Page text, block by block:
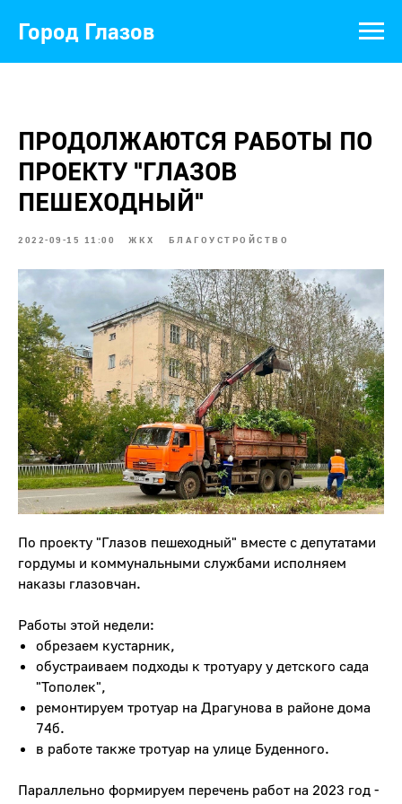
Город Глазов
ПРОДОЛЖАЮТСЯ РАБОТЫ ПО
ПРОЕКТУ "ГЛАЗОВ
ПЕШЕХОДНЫЙ"
2022-09-15 11:00 ЖКХ БЛАГОУСТРОЙСТВО
По проекту "Глазов пешеходный" вместе с депутатами
гордумы и коммунальными службами исполняем
наказы глазовчан.
Работы этой недели:
обрезаем кустарник,
обустраиваем подходы к тротуару у детского сада
"Тополек",
ремонтируем тротуар на Драгунова в районе дома
74б.
в работе также тротуар на улице Буденного.
Параллельно формируем перечень работ на 2023 год -